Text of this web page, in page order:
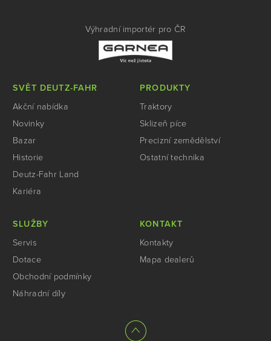
Výhradní importér pro ČR
SVĚT DEUTZ-FAHR
Akční nabídka
Novinky
Bazar
Historie
Deutz-Fahr Land
Kariéra
PRODUKTY
Traktory
Sklizeň píce
Precizní zemědělství
Ostatní technika
SLUŽBY
Servis
Dotace
Obchodní podmínky
Náhradní díly
KONTAKT
Kontakty
Mapa dealerů